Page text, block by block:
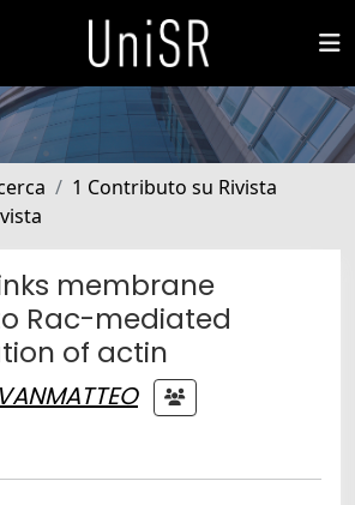
1 Contributo su Rivista
membrane
Rac-mediated
of actin